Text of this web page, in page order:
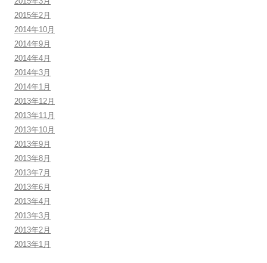
2015年2月
2014年10月
2014年9月
2014年4月
2014年3月
2014年1月
2013年12月
2013年11月
2013年10月
2013年9月
2013年8月
2013年7月
2013年6月
2013年4月
2013年3月
2013年2月
2013年1月